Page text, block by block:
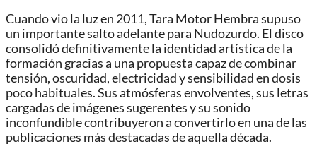
Cuando vio la luz en 2011, Tara Motor Hembra supuso
un importante salto adelante para Nudozurdo. El disco
consolidó definitivamente la identidad artística de la
formación gracias a una propuesta capaz de combinar
tensión, oscuridad, electricidad y sensibilidad en dosis
poco habituales. Sus atmósferas envolventes, sus letras
cargadas de imágenes sugerentes y su sonido
inconfundible contribuyeron a convertirlo en una de las
publicaciones más destacadas de aquella década.